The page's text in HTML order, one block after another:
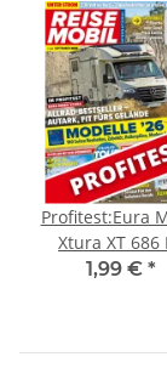
Profitest:Eura
Xtura XT 686
1,99 € *